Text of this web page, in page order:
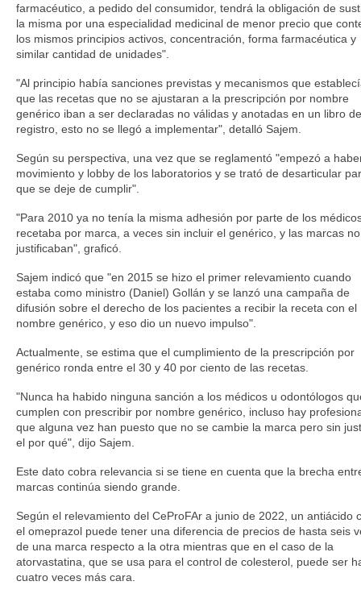
farmacéutico, a pedido del consumidor, tendrá la obligación de
la misma por una especialidad medicinal de menor precio que
los mismos principios activos, concentración, forma farmacéutica y
similar cantidad de unidades".
"Al principio había sanciones previstas y mecanismos que
que las recetas que no se ajustaran a la prescripción por nombre
genérico iban a ser declaradas no válidas y anotadas en un libro de
registro, esto no se llegó a implementar", detalló Sajem.
Según su perspectiva, una vez que se reglamentó "empezó a
movimiento y lobby de los laboratorios y se trató de desarticular
que se deje de cumplir".
"Para 2010 ya no tenía la misma adhesión por parte de los
recetaba por marca, a veces sin incluir el genérico, y las marcas
justificaban", graficó.
Sajem indicó que "en 2015 se hizo el primer relevamiento cuando
estaba como ministro (Daniel) Gollán y se lanzó una campaña de
difusión sobre el derecho de los pacientes a recibir la receta con el
nombre genérico, y eso dio un nuevo impulso".
Actualmente, se estima que el cumplimiento de la prescripción por
genérico ronda entre el 30 y 40 por ciento de las recetas.
"Nunca ha habido ninguna sanción a los médicos u odontólogos
cumplen con prescribir por nombre genérico, incluso hay
que alguna vez han puesto que no se cambie la marca pero sin
el por qué", dijo Sajem.
Este dato cobra relevancia si se tiene en cuenta que la brecha
marcas continúa siendo grande.
Según el relevamiento del CeProFAr a junio de 2022, un antiácido
el omeprazol puede tener una diferencia de precios de hasta seis
de una marca respecto a la otra mientras que en el caso de la
atorvastatina, que se usa para el control de colesterol, puede ser
cuatro veces más cara.